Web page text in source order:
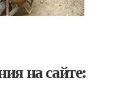
на сайте: